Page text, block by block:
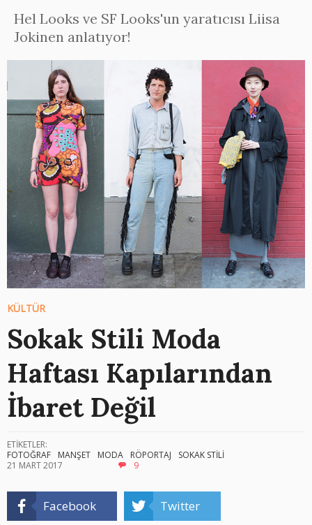
Hel Looks ve SF Looks'un yaratıcısı Liisa
Jokinen anlatıyor!
KÜLTÜR
Sokak Stili Moda
Haftası Kapılarından
İbaret Değil
ETİKETLER:
FOTOĞRAF
MANŞET MODA RÖPORTAJ
SOKAK STİLİ
21 MART 2017
9
Facebook Twitter